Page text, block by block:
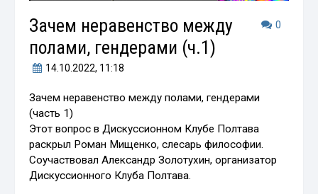
0
Зачем неравенство между
полами, гендерами (ч.1)
14.10.2022, 11:18
Зачем неравенство между полами, гендерами
(часть 1)
Этот вопрос в Дискуссионном Клубе Полтава
раскрыл Роман Мищенко, слесарь философии.
Соучаствовал Александр Золотухин, организатор
Дискуссионного Клуба Полтава.